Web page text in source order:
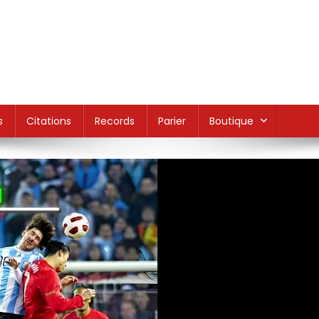
Citations Records Parier Boutique